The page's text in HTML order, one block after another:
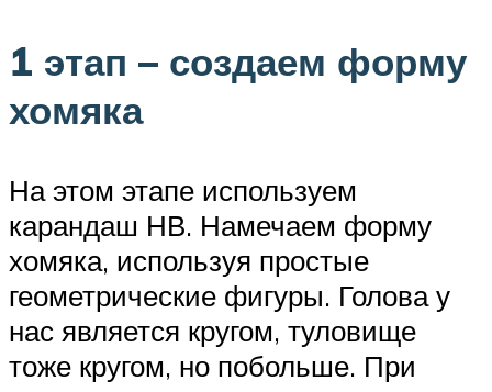
1 этап – создаем форму
хомяка
На этом этапе используем
карандаш НВ. Намечаем форму
хомяка, используя простые
геометрические фигуры. Голова у
нас является кругом, туловище
тоже кругом, но побольше. При